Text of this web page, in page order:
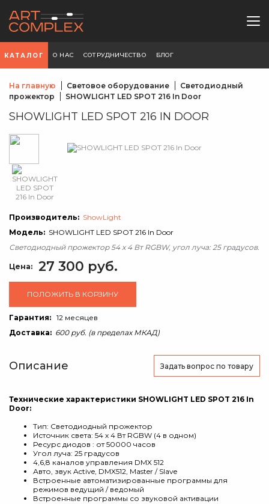
КАТАЛОГ О НАС СОТРУДНИЧЕСТВО БЛОГ
На главную Световое оборудование
Светодиодный
прожектор
SHOWLIGHT LED SPOT 216 In Door
SHOWLIGHT LED SPOT 216 IN DOOR
Производитель: ShowLight
Модель: SHOWLIGHT LED SPOT 216 In Door
Светодиодный прожектор 54 х 4 Вт RGBW, угол луча: 25 градусов.
Цена: 27 300 руб.
ПОЛОЖИТЬ В КОРЗИНУ
Гарантия: 12 месяцев
Доставка: 600 руб. (в пределах МКАД)
Описание Задать вопрос по товару
Технические характеристики SHOWLIGHT LED SPOT 216 In
Door:
Тип: Светодиодный прожектор
Источник света: 54 х 4 Вт RGBW (4 в одном)
Ресурс диодов : от 50000 часов
Угол луча: 25 градусов
4,6,8 каналов управления DMX 512
Авто, звук Active, DMX512, Master / Slave
Встроенные автоматизированные программы для
режимов ведущий / ведомый
Встроенные программы со звуковой активации